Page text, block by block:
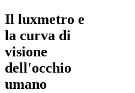
Il luxmetro e
la curva di
visione
dell'occhio
umano